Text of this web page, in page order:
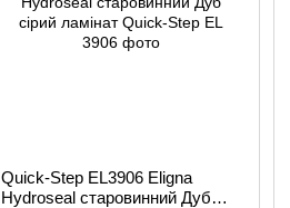
Quick-Step EL3906 Eligna
Hydroseal старовинний Дуб